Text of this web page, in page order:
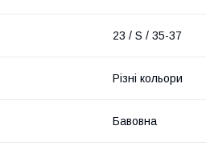
23 / S / 35-37
Різні кольори
Бавовна